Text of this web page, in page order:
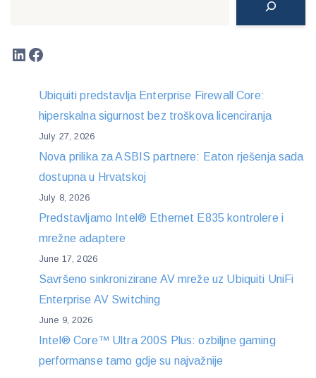
LinkedIn
Facebook
Ubiquiti predstavlja Enterprise Firewall Core:
hiperskalna sigurnost bez troškova licenciranja
July 27, 2026
Nova prilika za ASBIS partnere: Eaton rješenja sada
dostupna u Hrvatskoj
July 8, 2026
Predstavljamo Intel® Ethernet E835 kontrolere i
mrežne adaptere
June 17, 2026
Savršeno sinkronizirane AV mreže uz Ubiquiti UniFi
Enterprise AV Switching
June 9, 2026
Intel® Core™ Ultra 200S Plus: ozbiljne gaming
performanse tamo gdje su najvažnije